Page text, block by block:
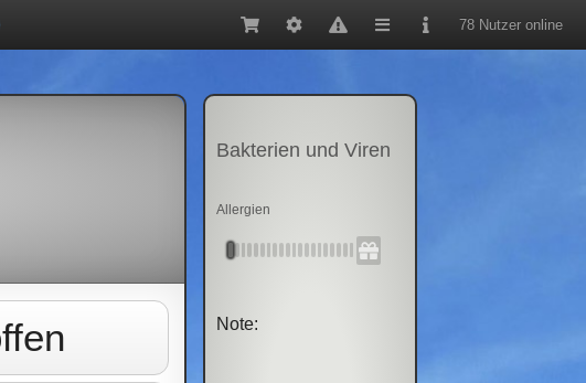
78 Nutzer online
Bakterien und Viren
Allergien
Note: